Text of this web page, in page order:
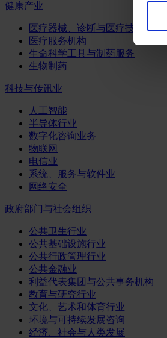
健康产业
医疗器械、诊断与医疗技术
医疗服务机构
生命科学工具与制药服务
生物制药
科技与传讯业
人工智能
半导体行业
数字化咨询业务
物联网
电信业
系统、服务与软件业
网络安全
政府部门与社会组织
公共卫生行业
公共基础设施行业
公共行政管理行业
公共金融业
利益代表集团与公共事务机构
教育与研究行业
文化、艺术和体育行业
环境与可持续发展咨询
经济、社会与人类发展